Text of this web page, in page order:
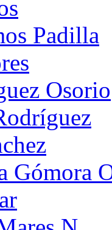
Padilla
Osorio
Gómora